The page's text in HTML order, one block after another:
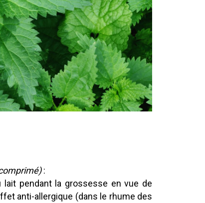
:
pendant la grossesse en vue de
anti-allergique (dans le rhume des